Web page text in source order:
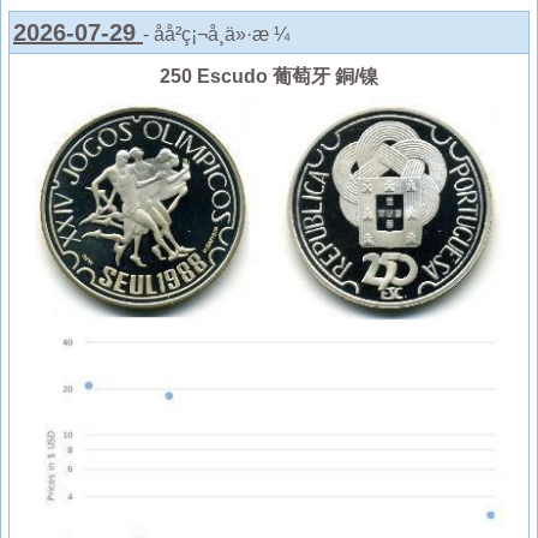
2026-07-29 - åå²ç¡¬å¸ä»·æ ¼
250 Escudo 葡萄牙 銅/镍